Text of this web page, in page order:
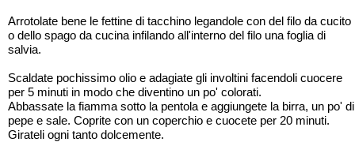
Arrotolate bene le fettine di tacchino legandole con del filo da cucito
o dello spago da cucina infilando all'interno del filo una foglia di
salvia.
Scaldate pochissimo olio e adagiate gli involtini facendoli cuocere
per 5 minuti in modo che diventino un po' colorati.
Abbassate la fiamma sotto la pentola e aggiungete la birra, un po' di
pepe e sale. Coprite con un coperchio e cuocete per 20 minuti.
Girateli ogni tanto dolcemente.